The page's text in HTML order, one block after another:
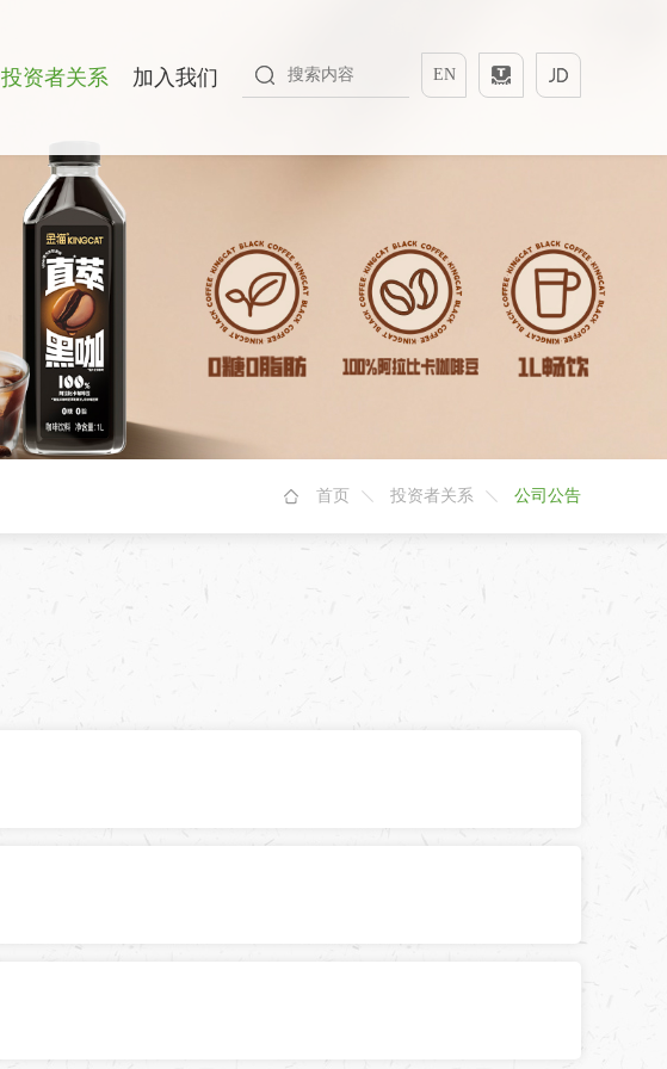
EN
投资者关系 加入我们
首页 投资者关系 公司公告